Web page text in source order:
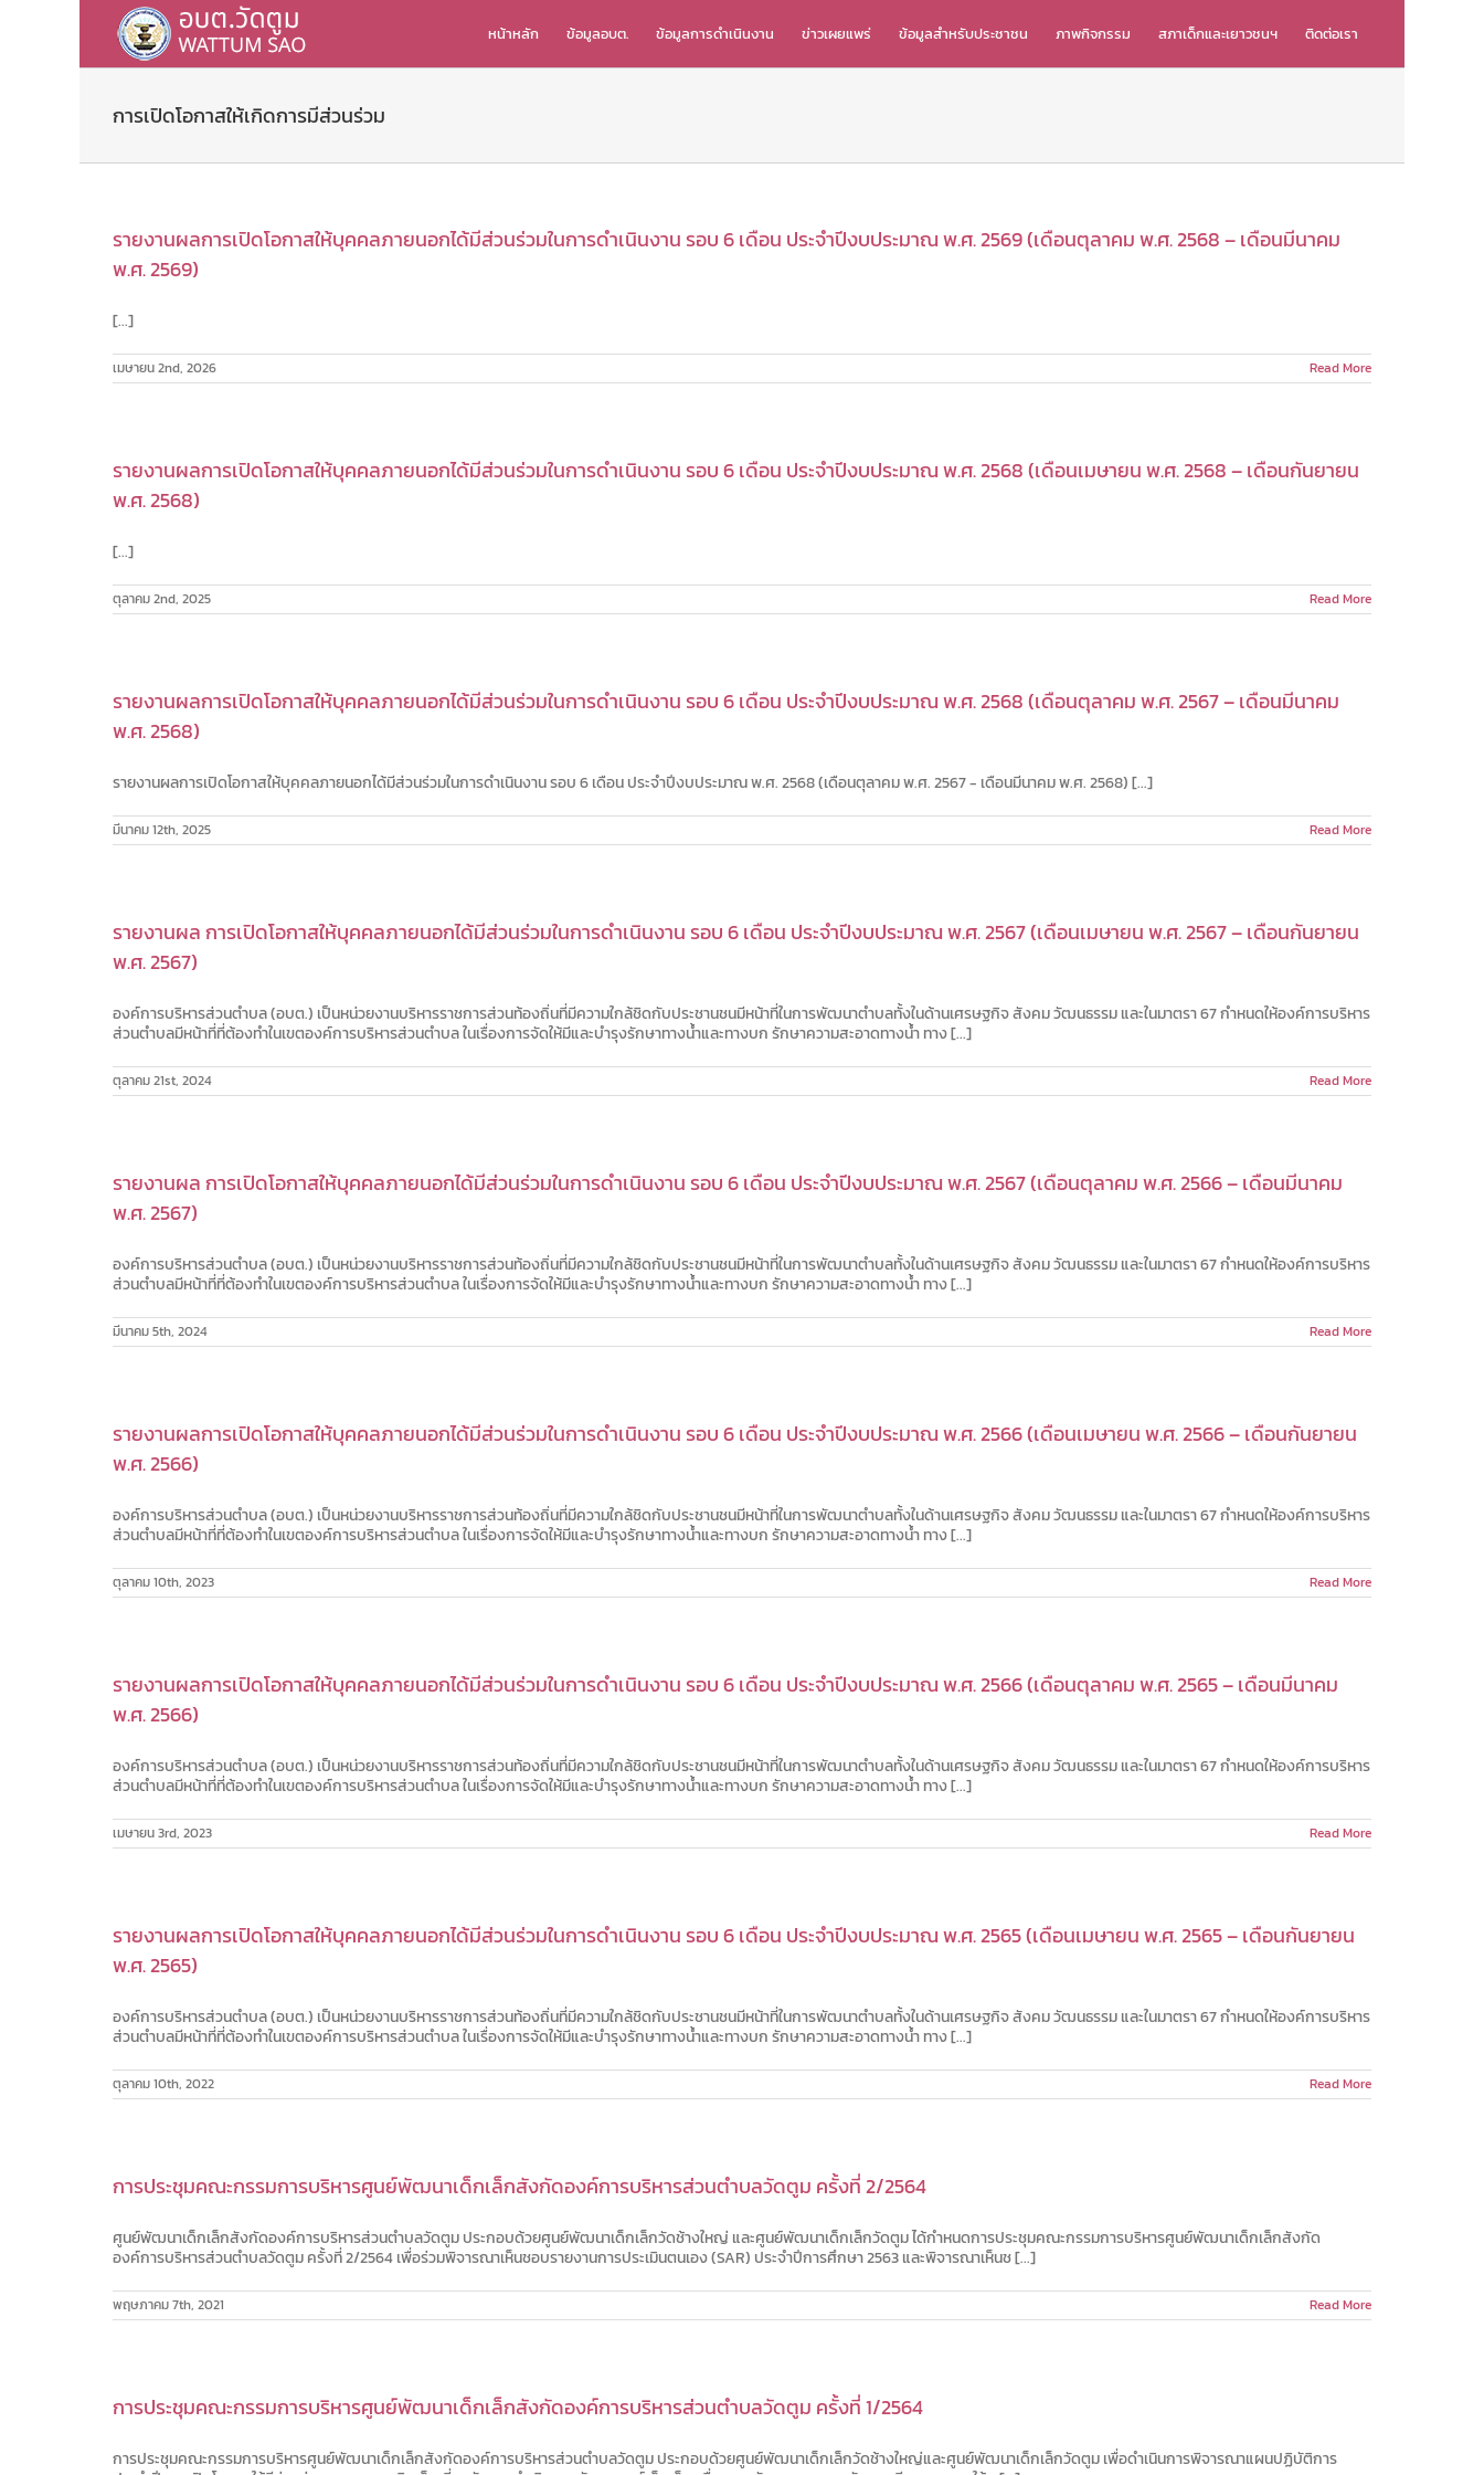
หน้าหลัก ข้อมูลอบต. ข้อมูลการดำเนินงาน ข่าวเผยแพร่ ข้อมูลสำหรับประชาชน ภาพกิจกรรม สภาเด็กและเยาวชนฯ ติดต่อเรา
การเปิดโอกาสให้เกิดการมีส่วนร่วม
รายงานผลการเปิดโอกาสให้บุคคลภายนอกได้มีส่วนร่วมในการดำเนินงาน รอบ 6 เดือน ประจำปีงบประมาณ พ.ศ. 2569 (เดือนตุลาคม พ.ศ. 2568 – เดือนมีนาคม
พ.ศ. 2569)
[...]
เมษายน 2nd, 2026 Read More
รายงานผลการเปิดโอกาสให้บุคคลภายนอกได้มีส่วนร่วมในการดำเนินงาน รอบ 6 เดือน ประจำปีงบประมาณ พ.ศ. 2568 (เดือนเมษายน พ.ศ. 2568 – เดือนกันยายน
พ.ศ. 2568)
[...]
ตุลาคม 2nd, 2025 Read More
รายงานผลการเปิดโอกาสให้บุคคลภายนอกได้มีส่วนร่วมในการดำเนินงาน รอบ 6 เดือน ประจำปีงบประมาณ พ.ศ. 2568 (เดือนตุลาคม พ.ศ. 2567 – เดือนมีนาคม
พ.ศ. 2568)
รายงานผลการเปิดโอกาสให้บุคคลภายนอกได้มีส่วนร่วมในการดำเนินงาน รอบ 6 เดือน ประจำปีงบประมาณ พ.ศ. 2568 (เดือนตุลาคม พ.ศ. 2567 - เดือนมีนาคม พ.ศ. 2568) [...]
มีนาคม 12th, 2025 Read More
รายงานผล การเปิดโอกาสให้บุคคลภายนอกได้มีส่วนร่วมในการดำเนินงาน รอบ 6 เดือน ประจำปีงบประมาณ พ.ศ. 2567 (เดือนเมษายน พ.ศ. 2567 – เดือนกันยายน
พ.ศ. 2567)
องค์การบริหารส่วนตำบล (อบต.) เป็นหน่วยงานบริหารราชการส่วนท้องถิ่นที่มีความใกล้ชิดกับประชานชนมีหน้าที่ในการพัฒนาตำบลทั้งในด้านเศรษฐกิจ สังคม วัฒนธรรม และในมาตรา 67 กำหนดให้องค์การบริหาร
ส่วนตำบลมีหน้าที่ที่ต้องทำในเขตองค์การบริหารส่วนตำบล ในเรื่องการจัดให้มีและบำรุงรักษาทางน้ำและทางบก รักษาความสะอาดทางน้ำ ทาง [...]
ตุลาคม 21st, 2024 Read More
รายงานผล การเปิดโอกาสให้บุคคลภายนอกได้มีส่วนร่วมในการดำเนินงาน รอบ 6 เดือน ประจำปีงบประมาณ พ.ศ. 2567 (เดือนตุลาคม พ.ศ. 2566 – เดือนมีนาคม
พ.ศ. 2567)
องค์การบริหารส่วนตำบล (อบต.) เป็นหน่วยงานบริหารราชการส่วนท้องถิ่นที่มีความใกล้ชิดกับประชานชนมีหน้าที่ในการพัฒนาตำบลทั้งในด้านเศรษฐกิจ สังคม วัฒนธรรม และในมาตรา 67 กำหนดให้องค์การบริหาร
ส่วนตำบลมีหน้าที่ที่ต้องทำในเขตองค์การบริหารส่วนตำบล ในเรื่องการจัดให้มีและบำรุงรักษาทางน้ำและทางบก รักษาความสะอาดทางน้ำ ทาง [...]
มีนาคม 5th, 2024 Read More
รายงานผลการเปิดโอกาสให้บุคคลภายนอกได้มีส่วนร่วมในการดำเนินงาน รอบ 6 เดือน ประจำปีงบประมาณ พ.ศ. 2566 (เดือนเมษายน พ.ศ. 2566 – เดือนกันยายน
พ.ศ. 2566)
องค์การบริหารส่วนตำบล (อบต.) เป็นหน่วยงานบริหารราชการส่วนท้องถิ่นที่มีความใกล้ชิดกับประชานชนมีหน้าที่ในการพัฒนาตำบลทั้งในด้านเศรษฐกิจ สังคม วัฒนธรรม และในมาตรา 67 กำหนดให้องค์การบริหาร
ส่วนตำบลมีหน้าที่ที่ต้องทำในเขตองค์การบริหารส่วนตำบล ในเรื่องการจัดให้มีและบำรุงรักษาทางน้ำและทางบก รักษาความสะอาดทางน้ำ ทาง [...]
ตุลาคม 10th, 2023 Read More
รายงานผลการเปิดโอกาสให้บุคคลภายนอกได้มีส่วนร่วมในการดำเนินงาน รอบ 6 เดือน ประจำปีงบประมาณ พ.ศ. 2566 (เดือนตุลาคม พ.ศ. 2565 – เดือนมีนาคม
พ.ศ. 2566)
องค์การบริหารส่วนตำบล (อบต.) เป็นหน่วยงานบริหารราชการส่วนท้องถิ่นที่มีความใกล้ชิดกับประชานชนมีหน้าที่ในการพัฒนาตำบลทั้งในด้านเศรษฐกิจ สังคม วัฒนธรรม และในมาตรา 67 กำหนดให้องค์การบริหาร
ส่วนตำบลมีหน้าที่ที่ต้องทำในเขตองค์การบริหารส่วนตำบล ในเรื่องการจัดให้มีและบำรุงรักษาทางน้ำและทางบก รักษาความสะอาดทางน้ำ ทาง [...]
เมษายน 3rd, 2023 Read More
รายงานผลการเปิดโอกาสให้บุคคลภายนอกได้มีส่วนร่วมในการดำเนินงาน รอบ 6 เดือน ประจำปีงบประมาณ พ.ศ. 2565 (เดือนเมษายน พ.ศ. 2565 – เดือนกันยายน
พ.ศ. 2565)
องค์การบริหารส่วนตำบล (อบต.) เป็นหน่วยงานบริหารราชการส่วนท้องถิ่นที่มีความใกล้ชิดกับประชานชนมีหน้าที่ในการพัฒนาตำบลทั้งในด้านเศรษฐกิจ สังคม วัฒนธรรม และในมาตรา 67 กำหนดให้องค์การบริหาร
ส่วนตำบลมีหน้าที่ที่ต้องทำในเขตองค์การบริหารส่วนตำบล ในเรื่องการจัดให้มีและบำรุงรักษาทางน้ำและทางบก รักษาความสะอาดทางน้ำ ทาง [...]
ตุลาคม 10th, 2022 Read More
การประชุมคณะกรรมการบริหารศูนย์พัฒนาเด็กเล็กสังกัดองค์การบริหารส่วนตำบลวัดตูม ครั้งที่ 2/2564
ศูนย์พัฒนาเด็กเล็กสังกัดองค์การบริหารส่วนตำบลวัดตูม ประกอบด้วยศูนย์พัฒนาเด็กเล็กวัดช้างใหญ่ และศูนย์พัฒนาเด็กเล็กวัดตูม ได้กำหนดการประชุมคณะกรรมการบริหารศูนย์พัฒนาเด็กเล็กสังกัด
องค์การบริหารส่วนตำบลวัดตูม ครั้งที่ 2/2564 เพื่อร่วมพิจารณาเห็นชอบรายงานการประเมินตนเอง (SAR) ประจำปีการศึกษา 2563 และพิจารณาเห็นช [...]
พฤษภาคม 7th, 2021 Read More
การประชุมคณะกรรมการบริหารศูนย์พัฒนาเด็กเล็กสังกัดองค์การบริหารส่วนตำบลวัดตูม ครั้งที่ 1/2564
การประชุมคณะกรรมการบริหารศูนย์พัฒนาเด็กเล็กสังกัดองค์การบริหารส่วนตำบลวัดตูม ประกอบด้วยศูนย์พัฒนาเด็กเล็กวัดช้างใหญ่และศูนย์พัฒนาเด็กเล็กวัดตูม เพื่อดำเนินการพิจารณาแผนปฏิบัติการ